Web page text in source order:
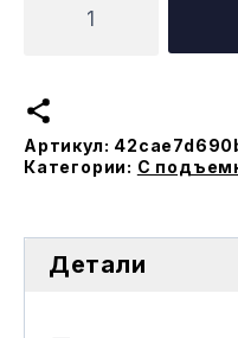
товара
Фэмили
подъемным
Артикул:
Категории: С
Детали